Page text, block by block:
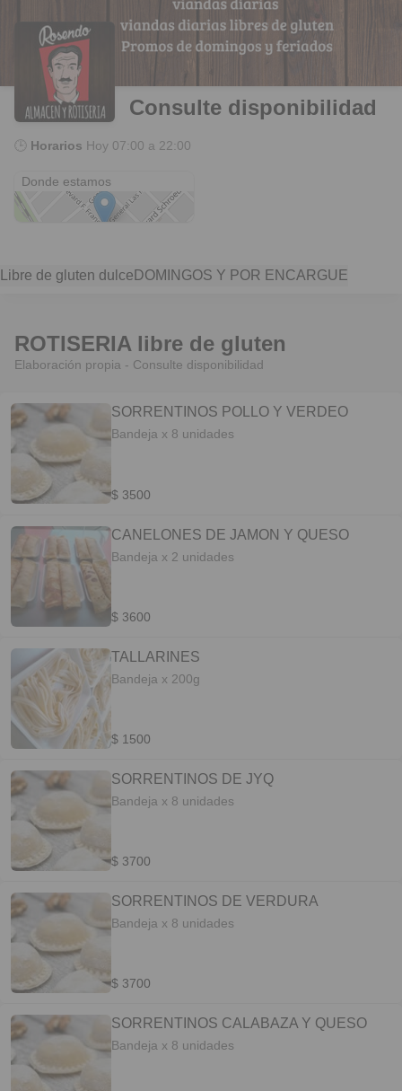
Consulte disponibilidad
🕒 Horarios Hoy 07:00 a 22:00
Donde estamos
Libre de gluten dulce DOMINGOS Y POR ENCARGUE
ROTISERIA libre de gluten
Elaboración propia - Consulte disponibilidad
SORRENTINOS POLLO Y VERDEO
Bandeja x 8 unidades
$ 3500
CANELONES DE JAMON Y QUESO
Bandeja x 2 unidades
$ 3600
TALLARINES
Bandeja x 200g
$ 1500
SORRENTINOS DE JYQ
Bandeja x 8 unidades
$ 3700
SORRENTINOS DE VERDURA
Bandeja x 8 unidades
$ 3700
SORRENTINOS CALABAZA Y QUESO
Bandeja x 8 unidades